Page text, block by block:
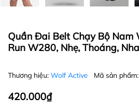
Quần Đai Belt Chạy Bộ Nam
Run W280, Nhẹ, Thoáng,
Thương hiệu: Wolf Active Mã sản phẩm:
420.000₫